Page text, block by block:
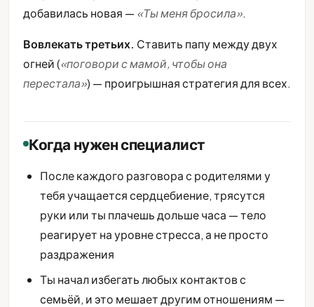
добавилась новая — «Ты меня бросила».
Вовлекать третьих. Ставить папу между двух
огней («поговори с мамой, чтобы она
перестала») — проигрышная стратегия для всех.
Когда нужен специалист
После каждого разговора с родителями у
тебя учащается сердцебиение, трясутся
руки или ты плачешь дольше часа — тело
реагирует на уровне стресса, а не просто
раздражения
Ты начал избегать любых контактов с
семьёй, и это мешает другим отношениям —